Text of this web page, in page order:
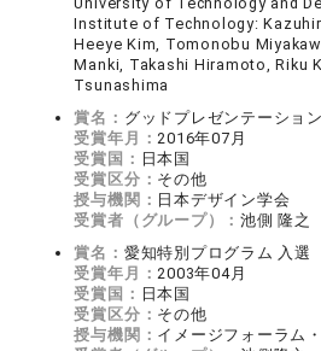
Institute of Technology:
Heeye Kim, Tomonobu
Manki, Takashi Hiramoto, Riku
Tsunashima
賞名： グッドプレゼンテーショ
受賞年月：2016年07月
受賞国： 日本国
受賞区分： その他
授与機関： 日本デザイン学会
受賞者（グループ）：池側 隆之
賞名： 愛知特別プログラム 入選
受賞年月：2003年04月
受賞国： 日本国
受賞区分： その他
授与機関： イメージフォーラム